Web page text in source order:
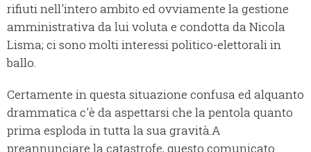
rifiuti nell'intero ambito ed ovviamente la gestione
amministrativa da lui voluta e condotta da Nicola
Lisma; ci sono molti interessi politico-elettorali in
ballo.
Certamente in questa situazione confusa ed alquanto
drammatica c'è da aspettarsi che la pentola quanto
prima esploda in tutta la sua gravità.A
preannunciare la catastrofe, questo comunicato